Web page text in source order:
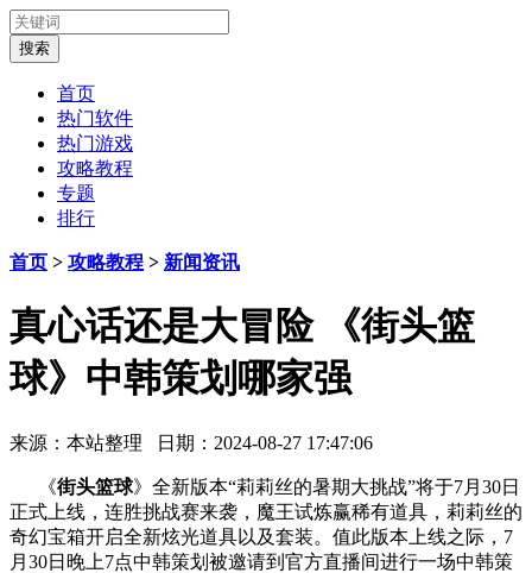
首页
热门软件
热门游戏
攻略教程
专题
排行
首页 > 攻略教程 > 新闻资讯
真心话还是大冒险 《街头篮
球》中韩策划哪家强
来源：本站整理 日期：2024-08-27 17:47:06
《街头篮球》全新版本“莉莉丝的暑期大挑战”将于7月30日
正式上线，连胜挑战赛来袭，魔王试炼赢稀有道具，莉莉丝的
奇幻宝箱开启全新炫光道具以及套装。值此版本上线之际，7
月30日晚上7点中韩策划被邀请到官方直播间进行一场中韩策